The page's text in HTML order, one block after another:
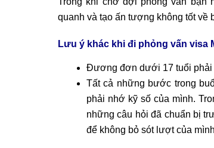
quanh và tạo ấn tượng không tốt về
Lưu ý khác khi đi phỏng vấn visa
Đương đơn dưới 17 tuổi phải
Tất cả những bước trong
phải nhớ kỹ số của mình.
những câu hỏi đã chuẩn bị
để không bỏ sót lượt của